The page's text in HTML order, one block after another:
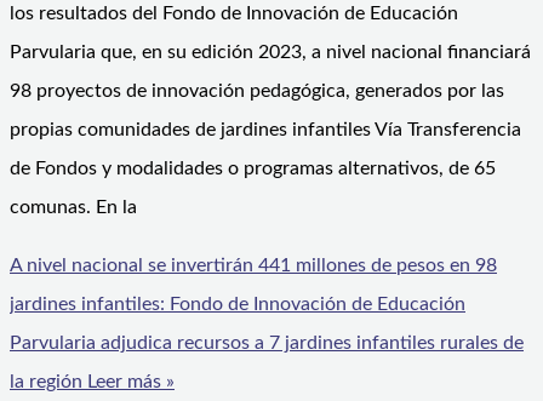
los resultados del Fondo de Innovación de Educación
Parvularia que, en su edición 2023, a nivel nacional financiará
98 proyectos de innovación pedagógica, generados por las
propias comunidades de jardines infantiles Vía Transferencia
de Fondos y modalidades o programas alternativos, de 65
comunas. En la
A nivel nacional se invertirán 441 millones de pesos en 98
jardines infantiles: Fondo de Innovación de Educación
Parvularia adjudica recursos a 7 jardines infantiles rurales de
la región Leer más »